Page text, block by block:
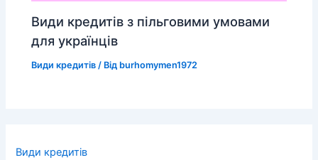
Види кредитів з пільговими умовами
для українців
Види кредитів / Від burhomymen1972
Види кредитів